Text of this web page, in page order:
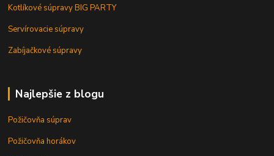
Kotlíkové súpravy BIG PARTY
Servírovacie súpravy
Zabíjačkové súpravy
Najlepšie z blogu
Požičovňa súprav
Požičovňa horákov